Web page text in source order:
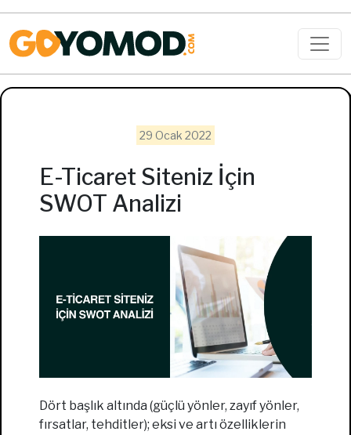
29 Ocak 2022
E-Ticaret Siteniz İçin
SWOT Analizi
Dört başlık altında (güçlü yönler, zayıf yönler,
fırsatlar, tehditler); eksi ve artı özelliklerin